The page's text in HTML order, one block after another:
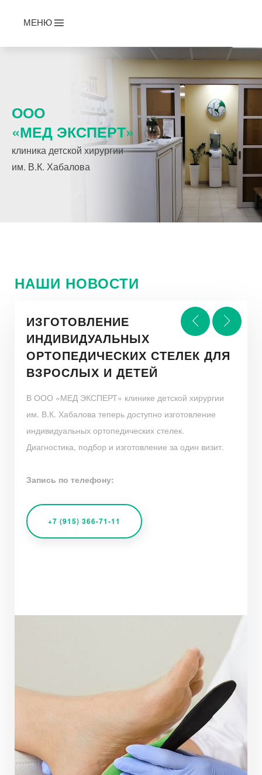
МЕНЮ
ООО
«МЕД ЭКСПЕРТ»
клиника детской хирургии
им. В.К. Хабалова
НАШИ НОВОСТИ
ИЗГОТОВЛЕНИЕ
ИНДИВИДУАЛЬНЫХ
ОРТОПЕДИЧЕСКИХ СТЕЛЕК ДЛЯ
ВЗРОСЛЫХ И ДЕТЕЙ
В ООО «МЕД ЭКСПЕРТ» клинике детской хирургии
им. В.К. Хабалова теперь доступно изготовление
индивидуальных ортопедических стелек.
Диагностика, подбор и изготовление за один визит.
Запись по телефону:
+7 (915) 366-71-11
СКИДКА - 10% ЗА ПОДПИСКУ
ИЛИ УПОМИНАНИЕ
В СОЦИАЛЬНЫХ СЕТЯХ
ПОДПИСАТЬСЯ
ВРАЧ-ИНФЕКЦИОНИСТ ЖДЕТ
ВАС НА ПРИЁМ
Приём осуществляется по адресу: г. Раменское,
ПОЛНОЕ КАРДИОЛОГИЧЕСКОЕ
ОБСЛЕДОВАНИЕ
+7 (916) 976-33-11